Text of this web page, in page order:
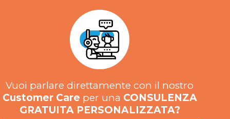
Vuoi parlare direttamente con il nostro
Customer Care per una CONSULENZA
GRATUITA PERSONALIZZATA?